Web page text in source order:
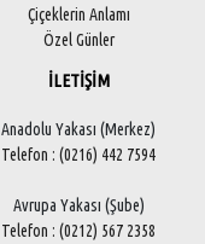
Çiçeklerin Anlamı
Özel Günler
İLETİŞİM
Anadolu Yakası (Merkez)
Telefon : (0216) 442 7594
Avrupa Yakası (Şube)
Telefon : (0212) 567 2358